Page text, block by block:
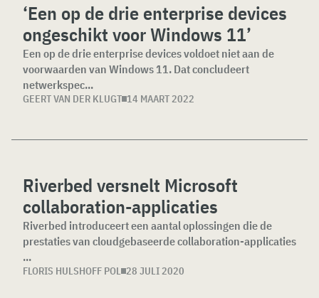
‘Een op de drie enterprise devices
ongeschikt voor Windows 11’
Een op de drie enterprise devices voldoet niet aan de
voorwaarden van Windows 11. Dat concludeert
netwerkspec...
GEERT VAN DER KLUGT 14 MAART 2022
Riverbed versnelt Microsoft
collaboration-applicaties
Riverbed introduceert een aantal oplossingen die de
prestaties van cloudgebaseerde collaboration-applicaties
...
FLORIS HULSHOFF POL 28 JULI 2020